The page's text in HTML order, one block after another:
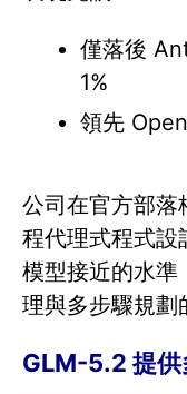
僅落後
1%
領先
公司在官方部
程代理式程式設
模型接近的水準
理與多步驟規劃
GLM-5.2 提供